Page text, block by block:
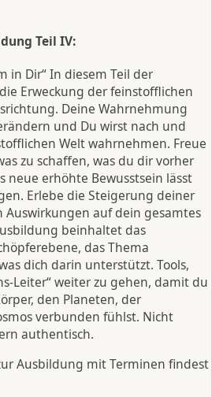
Teil IV:
in Dir“ In diesem Teil der
Erweckung der feinstofflichen
Deine Wahrnehmung
und Du wirst nach und
Welt wahrnehmen. Freue
zu schaffen, was du dir vorher
neue erhöhte Bewusstsein lässt
Erlebe die Steigerung deiner
Auswirkungen auf dein gesamtes
beinhaltet das
das Thema
dich darin unterstützt. Tools,
Leiter“ weiter zu gehen, damit du
den Planeten, der
verbunden fühlst. Nicht
authentisch.
Ausbildung mit Terminen findest